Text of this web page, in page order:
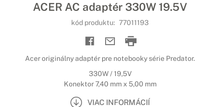
ACER AC adaptér 330W 19.5V
kód produktu: 77011193
Acer originálny adaptér pre notebooky série Predator.
330W / 19,5V
Konektor 7,40 mm x 5,00 mm
VIAC INFORMÁCIÍ